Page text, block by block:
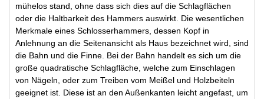
mühelos stand, ohne dass sich dies auf die Schlagflächen
oder die Haltbarkeit des Hammers auswirkt. Die wesentlichen
Merkmale eines Schlosserhammers, dessen Kopf in
Anlehnung an die Seitenansicht als Haus bezeichnet wird, sind
die Bahn und die Finne. Bei der Bahn handelt es sich um die
große quadratische Schlagfläche, welche zum Einschlagen
von Nägeln, oder zum Treiben vom Meißel und Holzbeiteln
geeignet ist. Diese ist an den Außenkanten leicht angefast, um